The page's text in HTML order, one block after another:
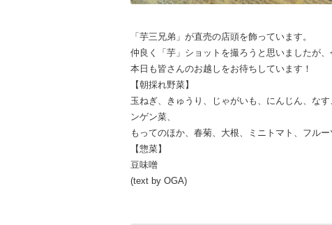
「芋三兄弟」が直売の店頭を飾っています。
仲良く「芋」ショットを撮ろうと思いましたが
本日も皆さんのお越しをお待ちしています！
【朝採れ野菜】
玉ねぎ、きゅうり、じゃがいも、にんじん、な
ンゲン菜、
もってのほか、春菊、大根、ミニトマト、フル
【惣菜】
豆味噌
(text by OGA)